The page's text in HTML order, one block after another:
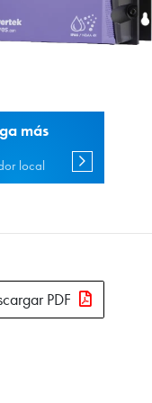
más
local
PDF